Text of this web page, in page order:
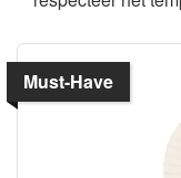
Must-Have